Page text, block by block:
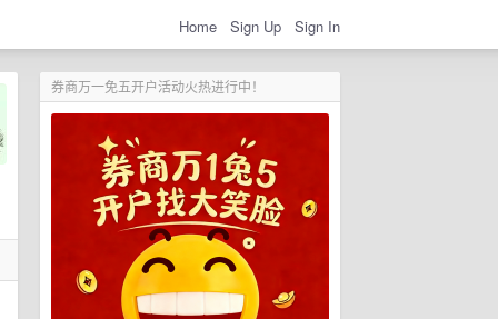
Home Sign Up Sign In
券商万一免五开户活动火热进行中！